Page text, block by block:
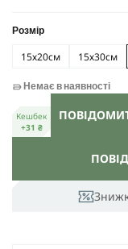
Розмір
15х20см 15х30см
Немає в наявності
Кешбек
+31 ₴